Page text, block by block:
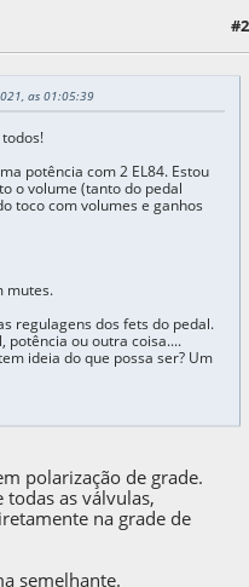
: 08 de January de 2021, as 03:26:38 by
#2
as 01:05:39
potência com 2 EL84. Estou
o volume (tanto do pedal
toco com volumes e ganhos
mutes.
regulagens dos fets do pedal.
potência ou outra coisa....
ideia do que possa ser? Um
polarização de grade.
todas as válvulas,
na grade de
semelhante.